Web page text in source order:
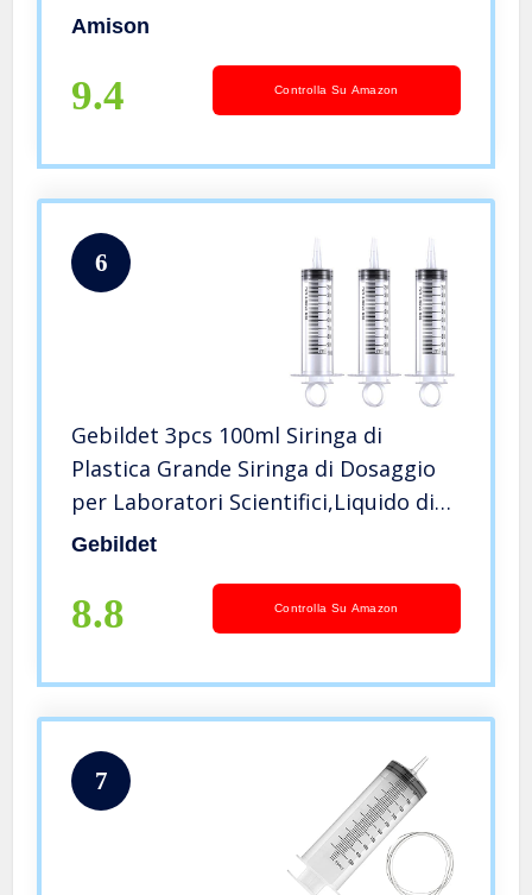
Amison
9.4 Controlla Su Amazon
6
Gebildet 3pcs 100ml Siringa di
Plastica Grande Siringa di Dosaggio
per Laboratori Scientifici,Liquido di
Misurazione,Giardinaggio
Gebildet
8.8 Controlla Su Amazon
7